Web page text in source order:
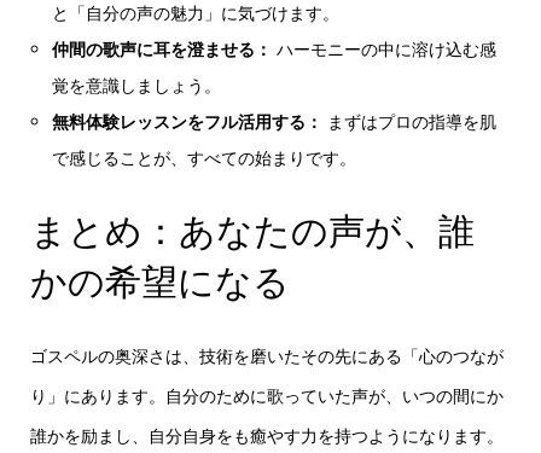
と「自分の声の魅力」に気づけます。
仲間の歌声に耳を澄ませる： ハーモニーの中に溶け込む感
覚を意識しましょう。
無料体験レッスンをフル活用する： まずはプロの指導を肌
で感じることが、すべての始まりです。
まとめ：あなたの声が、誰
かの希望になる
ゴスペルの奥深さは、技術を磨いたその先にある「心のつなが
り」にあります。自分のために歌っていた声が、いつの間にか
誰かを励まし、自分自身をも癒やす力を持つようになります。